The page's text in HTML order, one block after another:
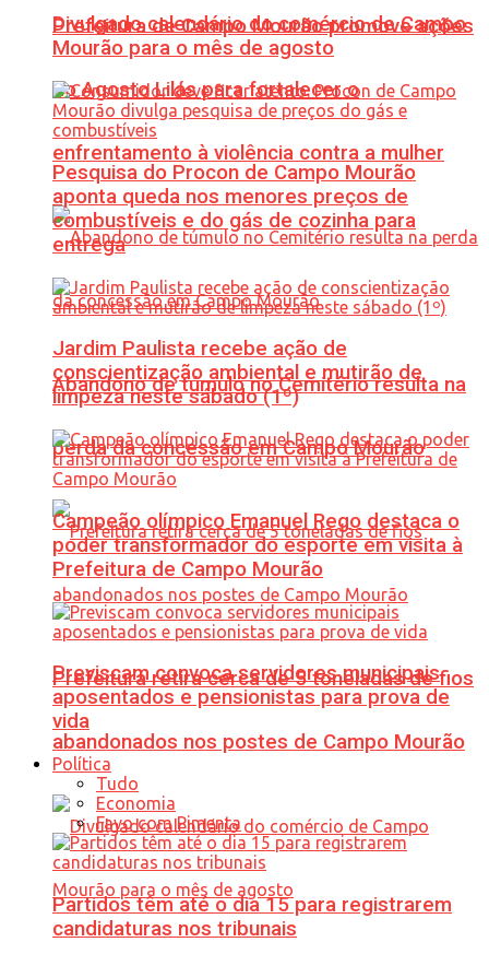
Prefeitura de Campo Mourão promove ações
do Agosto Lilás para fortalecer o
enfrentamento à violência contra a mulher
Abandono de túmulo no Cemitério resulta na
perda da concessão em Campo Mourão
Prefeitura retira cerca de 5 toneladas de fios
abandonados nos postes de Campo Mourão
Divulgado calendário do comércio de Campo
Mourão para o mês de agosto
Pesquisa do Procon de Campo Mourão
aponta queda nos menores preços de
combustíveis e do gás de cozinha para
entrega
Jardim Paulista recebe ação de
conscientização ambiental e mutirão de
limpeza neste sábado (1º)
Campeão olímpico Emanuel Rego destaca o
poder transformador do esporte em visita à
Prefeitura de Campo Mourão
Previscam convoca servidores municipais
aposentados e pensionistas para prova de
vida
Política
Tudo
Economia
Favo com Pimenta
Partidos têm até o dia 15 para registrarem
candidaturas nos tribunais